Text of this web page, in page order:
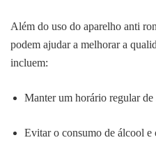
Além do uso do aparelho anti
podem ajudar a melhorar a
incluem:
Manter um horário regular de
Evitar o consumo de álcool e